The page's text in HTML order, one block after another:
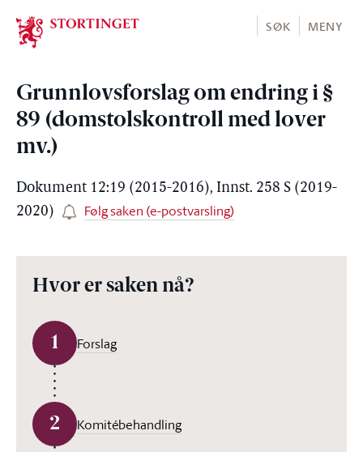
Stortinget.no
SØK MENY
Grunnlovsforslag om endring i §
89 (domstolskontroll med lover
mv.)
Dokument 12:19 (2015-2016), Innst. 258 S (2019-
2020)
Følg saken (e-postvarsling)
Hvor er saken nå?
1 Forslag
2 Komitébehandling